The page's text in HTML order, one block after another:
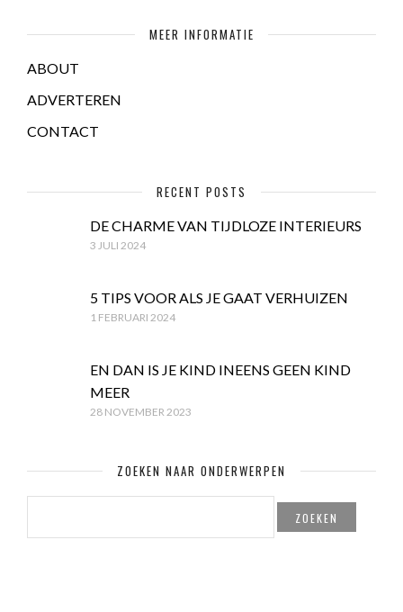
MEER INFORMATIE
ABOUT
ADVERTEREN
CONTACT
RECENT POSTS
DE CHARME VAN TIJDLOZE INTERIEURS
3 JULI 2024
5 TIPS VOOR ALS JE GAAT VERHUIZEN
1 FEBRUARI 2024
EN DAN IS JE KIND INEENS GEEN KIND
MEER
28 NOVEMBER 2023
ZOEKEN NAAR ONDERWERPEN
ZOEKEN